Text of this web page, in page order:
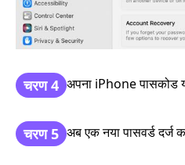
चरण 4 अपना iPhone पासकोड
चरण 5 अब एक नया पासवर्ड दर्ज